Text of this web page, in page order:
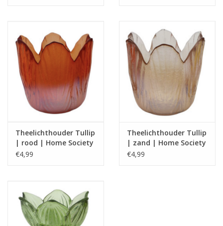
Theelichthouder Tullip
| rood | Home Society
€4,99
Theelichthouder Tullip
| zand | Home Society
€4,99